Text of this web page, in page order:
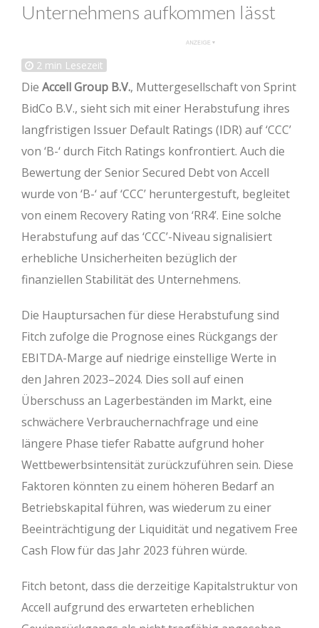
Unternehmens aufkommen lässt
2 min Lesezeit
Die Accell Group B.V., Muttergesellschaft von Sprint
BidCo B.V., sieht sich mit einer Herabstufung ihres
langfristigen Issuer Default Ratings (IDR) auf ‘CCC’
von ‘B-‘ durch Fitch Ratings konfrontiert. Auch die
Bewertung der Senior Secured Debt von Accell
wurde von ‘B-‘ auf ‘CCC’ heruntergestuft, begleitet
von einem Recovery Rating von ‘RR4’. Eine solche
Herabstufung auf das ‘CCC’-Niveau signalisiert
erhebliche Unsicherheiten bezüglich der
finanziellen Stabilität des Unternehmens.
Die Hauptursachen für diese Herabstufung sind
Fitch zufolge die Prognose eines Rückgangs der
EBITDA-Marge auf niedrige einstellige Werte in
den Jahren 2023–2024. Dies soll auf einen
Überschuss an Lagerbeständen im Markt, eine
schwächere Verbrauchernachfrage und eine
längere Phase tiefer Rabatte aufgrund hoher
Wettbewerbsintensität zurückzuführen sein. Diese
Faktoren könnten zu einem höheren Bedarf an
Betriebskapital führen, was wiederum zu einer
Beeinträchtigung der Liquidität und negativem Free
Cash Flow für das Jahr 2023 führen würde.
Fitch betont, dass die derzeitige Kapitalstruktur von
Accell aufgrund des erwarteten erheblichen